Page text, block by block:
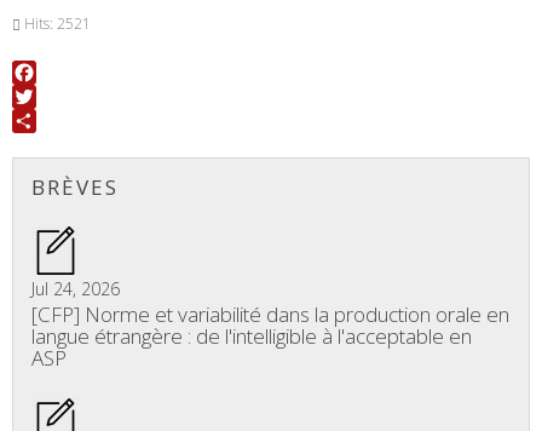
Hits: 2521
Facebook
Twitter
BRÈVES
Jul 24, 2026
[CFP] Norme et variabilité dans la production orale en
langue étrangère : de l'intelligible à l'acceptable en
ASP